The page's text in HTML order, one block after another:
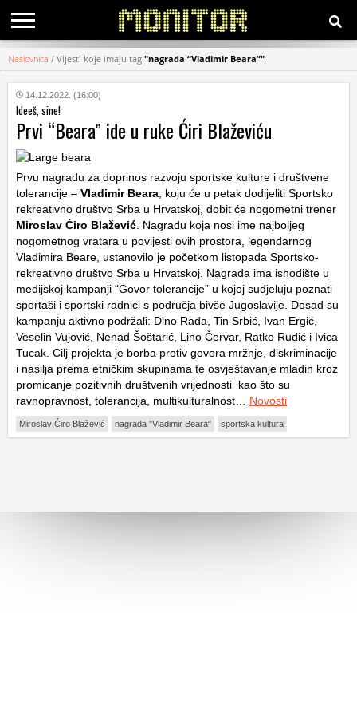
KATEGORIJE
HRVATSKI
WEB
Naslovnica / Vijesti koje imaju tag "nagrada “Vladimir Beara”"
14.12.2022. (16:00)
Ideeš, sine!
Prvi “Beara” ide u ruke Ćiri Blaževiću
Prvu nagradu za doprinos razvoju sportske kulture i društvene
tolerancije – Vladimir Beara , koju će u petak dodijeliti Sportsko
rekreativno društvo Srba u Hrvatskoj, dobit će nogometni trener
Miroslav Ćiro Blažević . Nagradu koja nosi ime najboljeg
nogometnog vratara u povijesti ovih prostora, legendarnog
Vladimira Beare, ustanovilo je početkom listopada Sportsko-
rekreativno društvo Srba u Hrvatskoj. Nagrada ima ishodište u
medijskoj kampanji “Govor tolerancije” u kojoj sudjeluju poznati
sportaši i sportski radnici s područja bivše Jugoslavije. Dosad su
kampanju aktivno podržali: Dino Rađa, Tin Srbić, Ivan Ergić,
Veselin Vujović, Nenad Šoštarić, Lino Červar, Ratko Rudić i Ivica
Tucak. Cilj projekta je borba protiv govora mržnje, diskriminacije
i nasilja prema etničkim skupinama te osvještavanje mladih kroz
promicanje pozitivnih društvenih vrijednosti kao što su
ravnopravnost, tolerancija, multikulturalnost… Novosti
Miroslav Ćiro Blažević nagrada "Vladimir Beara" sportska kultura